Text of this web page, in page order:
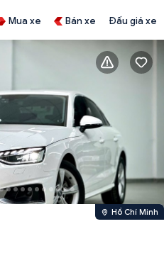
Mua xe Bán xe Đấu giá xe
Hồ Chí Minh